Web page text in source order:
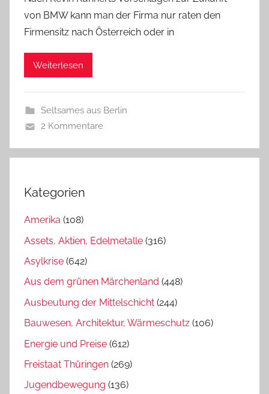
von BMW kann man der Firma nur raten den
Firmensitz nach Österreich oder in
Weiterlesen
Seltsames aus Berlin
2 Kommentare
Kategorien
Amerika (108)
Assets, Aktien, Edelmetalle (316)
Asylkrise (642)
Aus dem grünen Märchenland (448)
Ausbeutung der Mittelschicht (244)
Bauwesen, Architektur, Wärmeschutz (106)
Energie und Preise (612)
Freistaat Thüringen (269)
Jugendbewegung (136)